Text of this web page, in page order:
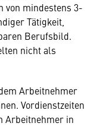
von mindestens 3-
Tätigkeit,
Berufsbild.
nicht als
Arbeitnehmer
Vordienstzeiten
Arbeitnehmer in